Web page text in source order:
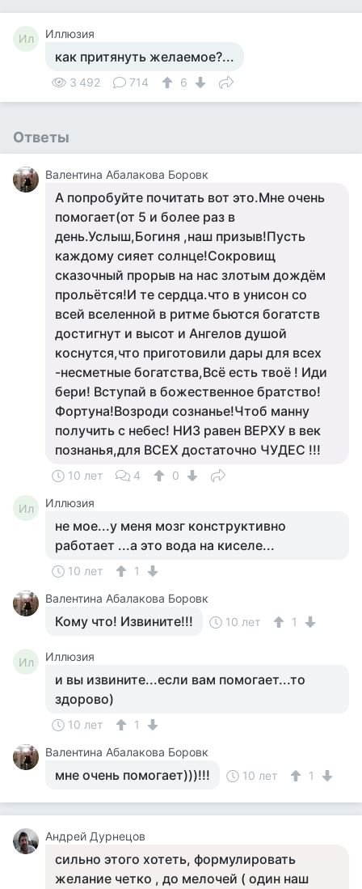
Ил Иллюзия
как притянуть желаемое?...
3 492 714 6
Ответы
Валентина Абалакова Боровк
А попробуйте почитать вот это.Мне очень
помогает(от 5 и более раз в
день.Услыш,Богиня ,наш призыв!Пусть
каждому сияет солнце!Сокровищ
сказочный прорыв на нас злотым дождём
прольётся!И те сердца.что в унисон со
всей вселенной в ритме бьются богатств
достигнут и высот и Ангелов душой
коснутся,что приготовили дары для всех
-несметные богатства,Всё есть твоё ! Иди
бери! Вступай в божественное братство!
Фортуна!Возроди сознанье!Чтоб манну
получить с небес! НИЗ равен ВЕРХУ в век
познанья,для ВСЕХ достаточно ЧУДЕС !!!
10 лет 4 0
Ил Иллюзия
не мое...у меня мозг конструктивно
работает ...а это вода на киселе...
10 лет
1
Валентина Абалакова Боровк
Кому что! Извините!!! 10 лет 1
Ил Иллюзия
и вы извините...если вам помогает...то
здорово)
10 лет
1
Валентина Абалакова Боровк
мне очень помогает)))!!! 10 лет 1
Андрей Дурнецов
сильно этого хотеть, формулировать
желание четко , до мелочей ( один наш